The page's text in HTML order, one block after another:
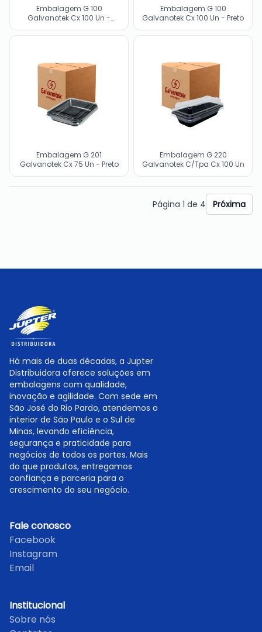
Embalagem G 100
Galvanotek Cx 100 Un -
Embalagem G 100
Galvanotek Cx 100 Un - Preto
Embalagem G 201
Galvanotek Cx 75 Un - Preto
Embalagem G 220
Galvanotek C/Tpa Cx 100 Un
Página 1 de 4 Próxima
Há mais de duas décadas, a Jupter
Distribuidora oferece soluções em
embalagens com qualidade,
inovação e agilidade. Com sede em
São José do Rio Pardo, atendemos o
interior de São Paulo e o Sul de
Minas, levando eficiência,
segurança e praticidade para
negócios de todos os portes. Mais
do que produtos, entregamos
confiança e parceria para o
crescimento do seu negócio.
Fale conosco
Facebook
Instagram
Email
Institucional
Sobre nós